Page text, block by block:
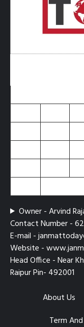
Owner - Arvind
Contact Number -
E-mail -
Website -
Head Office - Near
Raipur Pin- 492001
About Us
Term